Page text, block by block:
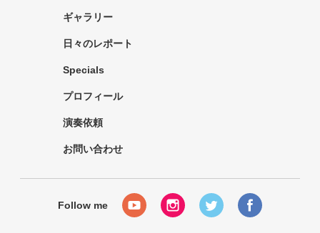
ギャラリー
日々のレポート
Specials
プロフィール
演奏依頼
お問い合わせ